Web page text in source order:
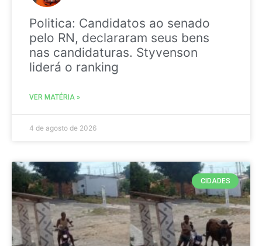
Politica: Candidatos ao senado
pelo RN, declararam seus bens
nas candidaturas. Styvenson
liderá o ranking
VER MATÉRIA »
4 de agosto de 2026
CIDADES